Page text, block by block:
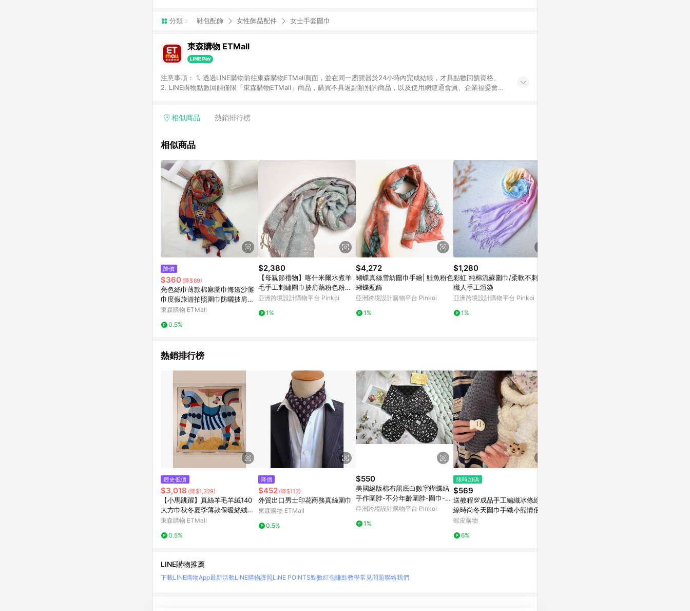
分類： 鞋包配飾 女性飾品配件 女士手套圍巾
東森購物 ETMall
注意事項： 1. 透過LINE購物前往東森購物ETMall頁面，並在同一瀏覽器於24小時內完成結帳，才具點數回饋資格。
2. LINE購物點數回饋僅限「東森購物ETMall」商品，購買不具返點類別的商品，以及使用網連通會員、企業福委會員
「草莓網」全館商品。 4. 如取消訂單、退貨、退款或購物中登出東森購物ETMall，將無法獲得點數回饋。 5. 點數回
面顯示為準。 7. LINE購物設有「單一商品最高回饋點數」機制(特殊活動時開放「回饋無上限」)，以同一訂單中同一
品資料更新會有時間差，如顯示之商品規格、顏色、價位、贈品與東森購物ETMall銷售網頁不符，以銷售網頁標示為
準。 9. 若有贈點爭議，請務必於訂單日期+180天以內至LINE購物客服洽詢；若超過180天(含)以上進行申訴，恕無法
贈點回饋。 10. 部分點數紅包僅限指定商品使用，或不適用於無回饋商品。各點數紅包之適用商品與使用條件請依點數
紅包頁面規則為準。
相似商品 熱銷排行榜
相似商品
降價
$360 (降$89)
亮色絲巾薄款棉麻圍巾海邊沙灘
巾度假旅游拍照圍巾防曬披肩沙
灘巾
東森購物 ETMall
0.5%
$2,380
【母親節禮物】喀什米爾水煮羊
毛手工刺繡圍巾披肩藕粉色粉綠
三層
亞洲跨境設計購物平台 Pinkoi
1%
$4,272
蝴蝶真絲雪紡圍巾手繪| 鮭魚粉色
蝴蝶配飾
亞洲跨境設計購物平台 Pinkoi
1%
$1,280
彩虹 純棉流蘇圍巾/柔軟不刺脖/
職人手工渲染
亞洲跨境設計購物平台 Pinkoi
1%
熱銷排行榜
歷史低價
$3,018 (降$1,329)
【小馬跳躍】真絲羊毛羊絨140
大方巾秋冬夏季薄款保暖絲絨披
肩
東森購物 ETMall
0.5%
降價
$452 (降$112)
外貿出口男士印花商務真絲圍巾
東森購物 ETMall
0.5%
$550
美國絕版棉布黑底白數字蝴蝶結
手作圍脖-不分年齡圍脖-圍巾-脖
圍
亞洲跨境設計購物平台 Pinkoi
1%
限時加碼
$569
送教程💯成品手工編織冰條線粗
線時尚冬天圍巾手織小熊情侶圍
巾男女禮物 手織手工圍巾 編織毛
蝦皮購物
6%
LINE購物推薦
下載LINE購物App最新活動LINE購物護照LINE POINTS點數紅包賺點教學常見問題聯絡我們